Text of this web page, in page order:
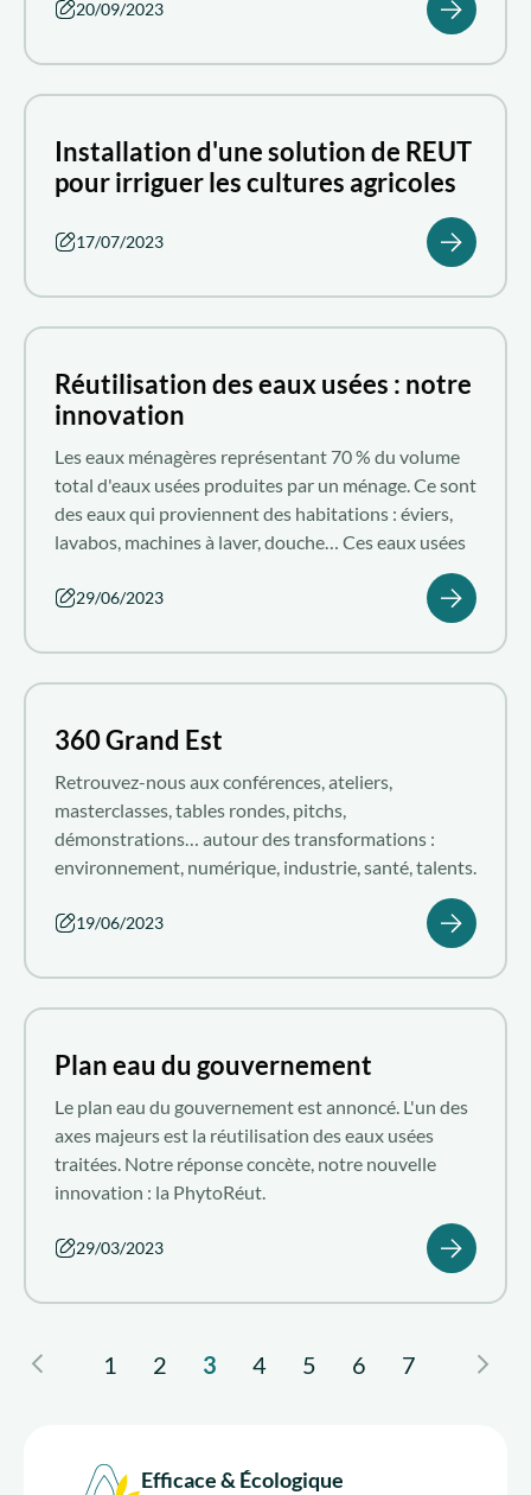
20/09/2023
Installation d'une solution de REUT
pour irriguer les cultures agricoles
17/07/2023
Réutilisation des eaux usées : notre
innovation
Les eaux ménagères représentant 70 % du volume
total d'eaux usées produites par un ménage. Ce sont
des eaux qui proviennent des habitations : éviers,
lavabos, machines à laver, douche… Ces eaux usées
faiblement polluées peuvent être encore utilisées
pour un usage domestique qui ne nécessite pas
constituent ainsi une ressource intéressante tant
écologiquement qu'économiquement pour
espaces verts. Les eaux usées deviennent ainsi une
29/06/2023
360 Grand Est
Retrouvez-nous aux conférences, ateliers,
masterclasses, tables rondes, pitchs,
démonstrations… autour des transformations :
environnement, numérique, industrie, santé, talents.
19/06/2023
Plan eau du gouvernement
Le plan eau du gouvernement est annoncé. L'un des
axes majeurs est la réutilisation des eaux usées
traitées. Notre réponse concète, notre nouvelle
innovation : la PhytoRéut.
29/03/2023
1 2 3 4 5 6 7
Efficace & Écologique